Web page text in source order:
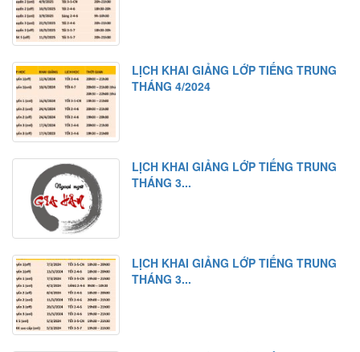
LỊCH KHAI GIẢNG LỚP TIẾNG TRUNG
THÁNG 4/2024
LỊCH KHAI GIẢNG LỚP TIẾNG TRUNG
THÁNG 3...
LỊCH KHAI GIẢNG LỚP TIẾNG TRUNG
THÁNG 3...